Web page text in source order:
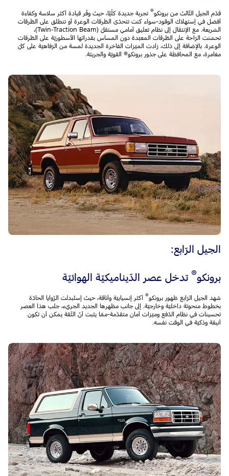
قدّم الجيل الثّالث من برونكو® تجربة جديدة كلّيًّا، حيث وفّر قيادة أكثر سلاسة وكفاءة
أفضل في إستهلاك الوقود-سواء كنت تتحدّى الطّرقات الوعرة أو تنطلق على الطّرقات
السّريعة. مع الإنتقال إلى نظام تعليق أمامي مستقلّ (Twin-Traction Beam)،
تحسّنت الرّاحة على الطّرقات المعبّدة دون المساس بقدراتها الأسطوريّة على الطّرقات
الوعرة. بالإضافة إلى ذلك، زادت الميّزات الفاخرة الجديدة لمسة من الرّفاهيّة على كلّ
مغامرة، مع المحافظة على جذور برونكو® القويّة والجريئة.
الجيل الرّابع:
برونكو® تدخل عصر الدّيناميكيّة الهوائيّة
شهد الجيل الرّابع ظهور برونكو® أكثر إنسيابيّة وأناقة، حيث إستُبدلت الزّوايا الحادّة
بخطوط منحوتة داخليّة وخارجيّة. إلى جانب مظهرها الجديد الجريء، جلب هذا العصر
تحسينات في نظام الدّفع وميّزات أمان متقدّمة-ممّا يثبت أنّ الثّقة يمكن أن تكون
أنيقة وذكيّة في الوقت نفسه.